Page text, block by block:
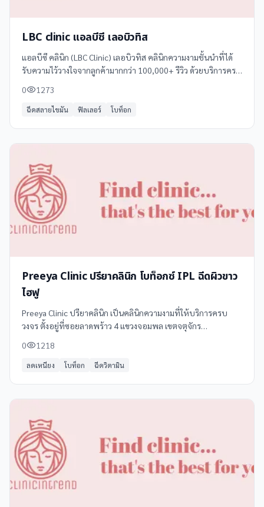
LBC clinic แอลบีซี เลอบิวทิส
แอลบีซี คลินิก (LBC Clinic) เลอบิวทิส คลินิกความงามชั้นนำที่ได้
รับความไว้วางใจจากลูกค้ามากกว่า 100,000+ รีวิว ด้วยบริการครบ
แรง แต่สวยแพงมาก
0 1273
ฉีดสลายไขมัน ฟิลเลอร์ โบท็อก
Preeya Clinic ปรียาคลินิก โบท็อกซ์ IPL ฉีดผิวขาว
ไฮฟู
Preeya Clinic ปรียาคลินิก เป็นคลินิกความงามที่ให้บริการครบ
วงจร ตั้งอยู่ที่ซอยลาดพร้าว 4 แขวงจอมพล เขตจตุจักร
0 1218
ลดเหนียง โบท็อก ฉีดวิตามิน